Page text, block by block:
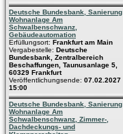
Deutsche Bundesbank, Sanierung
Wohnanlage Am
Schwalbenschwanz,
Gebäudeautomation
Erfüllungsort: Frankfurt am Main
Vergabestelle: Deutsche
Bundesbank, Zentralbereich
Beschaffungen, Taunusanlage 5,
60329 Frankfurt
Veröffentlichungsende: 07.02.2027
15:00
Deutsche Bundesbank, Sanierung
Wohnanlage Am
Schwalbenschwanz, Zimmer-,
Dachdeckungs- und